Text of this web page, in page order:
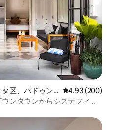
区、バドゥン
レビュー200
4.93 (200)
ンタウンからシステフィー